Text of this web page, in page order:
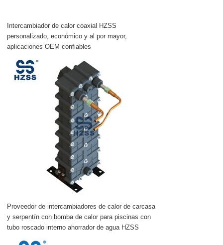
Intercambiador de calor coaxial HZSS
personalizado, económico y al por mayor,
aplicaciones OEM confiables
Proveedor de intercambiadores de calor de carcasa
y serpentín con bomba de calor para piscinas con
tubo roscado interno ahorrador de agua HZSS